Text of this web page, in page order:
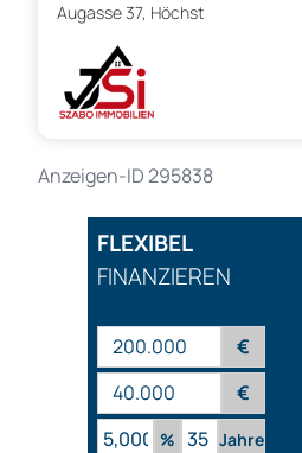
Augasse 37, Höchst
Anzeigen-ID 295838
FLEXIBEL
FINANZIEREN
€
€
%
Jahre